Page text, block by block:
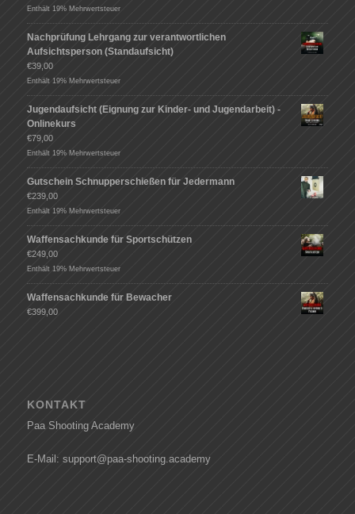
Enthält 19% Mehrwertsteuer
Nachprüfung Lehrgang zur verantwortlichen
Aufsichtsperson (Standaufsicht)
€39,00
Enthält 19% Mehrwertsteuer
Jugendaufsicht (Eignung zur Kinder- und Jugendarbeit) -
Onlinekurs
€79,00
Enthält 19% Mehrwertsteuer
Gutschein Schnupperschießen für Jedermann
€239,00
Enthält 19% Mehrwertsteuer
Waffensachkunde für Sportschützen
€249,00
Enthält 19% Mehrwertsteuer
Waffensachkunde für Bewacher
€399,00
KONTAKT
Paa Shooting Academy
E-Mail: support@paa-shooting.academy